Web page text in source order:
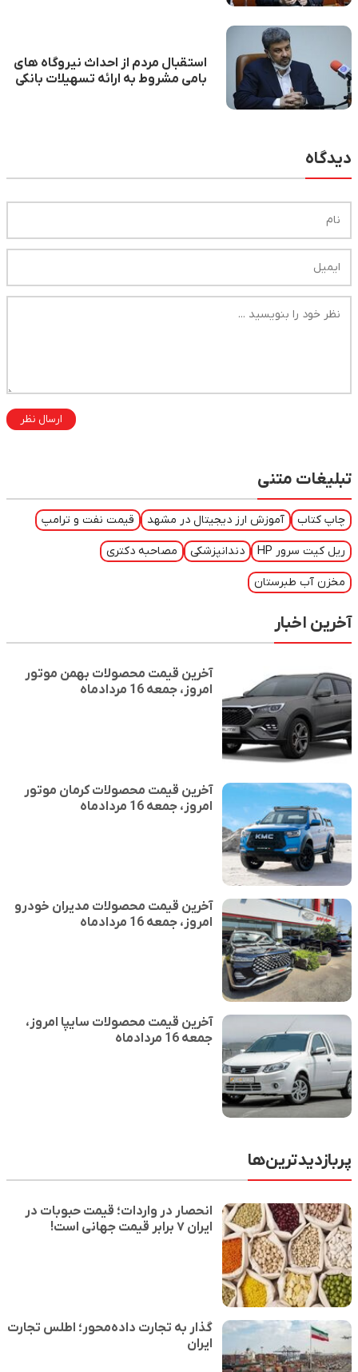
استقبال مردم از احداث نیروگاه های
بامی مشروط به ارائه تسهیلات بانکی
دیدگاه
ارسال نظر
تبلیغات متنی
چاپ کتاب آموزش ارز دیجیتال در مشهد قیمت نفت و ترامپ
ریل کیت سرور HP دندانپزشکی مصاحبه دکتری
مخزن آب طبرستان
آخرین اخبار
آخرین قیمت محصولات بهمن موتور
امروز، جمعه 16 مردادماه
آخرین قیمت محصولات کرمان موتور
امروز، جمعه 16 مردادماه
آخرین قیمت محصولات مدیران خودرو
امروز، جمعه 16 مردادماه
آخرین قیمت محصولات سایپا امروز،
جمعه 16 مردادماه
پربازدیدترین‌ها
انحصار در واردات؛ قیمت حبوبات در
ایران ۷ برابر قیمت جهانی است!
گذار به تجارت داده‌محور؛ اطلس تجارت
ایران